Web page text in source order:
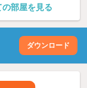
部屋を見る
ダウンロード